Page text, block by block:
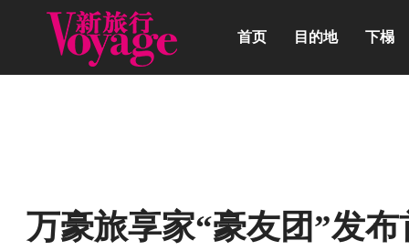
首页 目的地 下榻
万豪旅享家“豪友团”发